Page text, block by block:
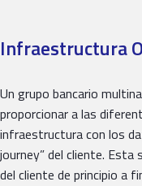
Infraestructura
Un grupo bancario
proporcionar a las
infraestructura con los
journey” del cliente. Esta
del cliente de principio a